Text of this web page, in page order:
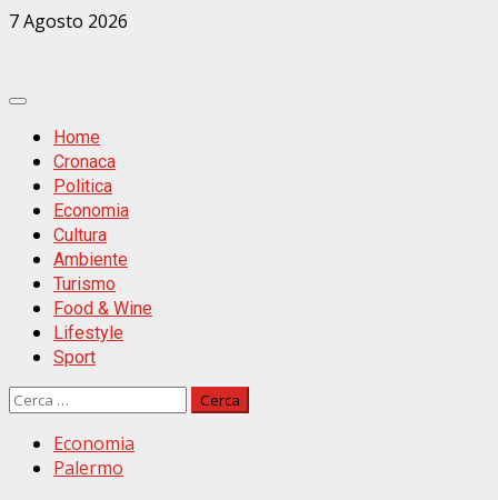
Zum
7 Agosto 2026
Primäres
MenüHome
Cronaca
Politica
Economia
Cultura
Ambiente
Turismo
Food & Wine
Lifestyle
Sport
Ricerca
Economia
Palermo